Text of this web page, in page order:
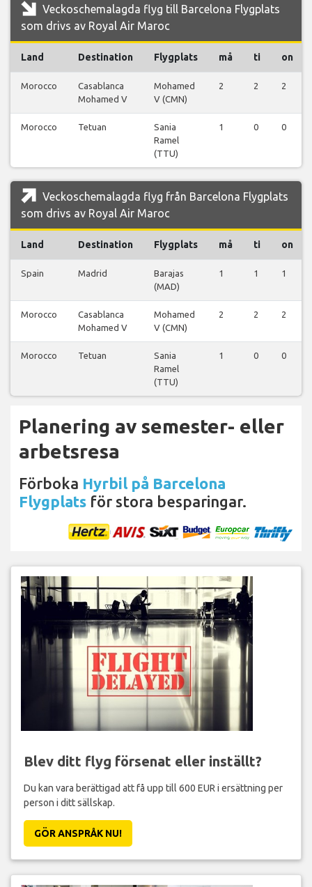
Veckoschemalagda flyg till Barcelona Flygplats
som drivs av Royal Air Maroc
Land Destination Flygplats må ti on
Morocco
Casablanca
Mohamed V
Mohamed
V (CMN)
2 2 2
Morocco Tetuan
Sania
Ramel
(TTU)
1 0 0
Veckoschemalagda flyg från Barcelona Flygplats
som drivs av Royal Air Maroc
Land Destination Flygplats må ti on
Spain Madrid
Barajas
(MAD)
1 1 1
Morocco
Casablanca
Mohamed V
Mohamed
V (CMN)
2 2 2
Morocco Tetuan
Sania
Ramel
(TTU)
1 0 0
Planering av semester- eller
arbetsresa
Förboka Hyrbil på Barcelona
Flygplats för stora besparingar.
Blev ditt flyg försenat eller inställt?
Du kan vara berättigad att få upp till 600 EUR i ersättning per
person i ditt sällskap.
GÖR ANSPRÅK NU!